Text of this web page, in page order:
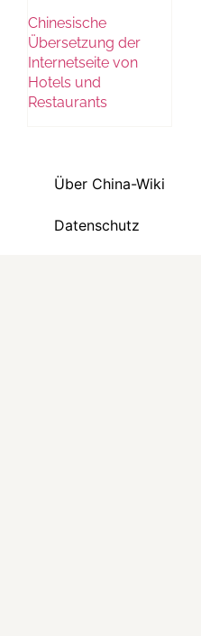
Chinesische
Übersetzung der
Internetseite von
Hotels und
Restaurants
Über China-Wiki
Datenschutz